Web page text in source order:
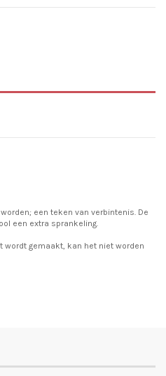
een teken van verbintenis. De
een extra sprankeling.
gemaakt, kan het niet worden